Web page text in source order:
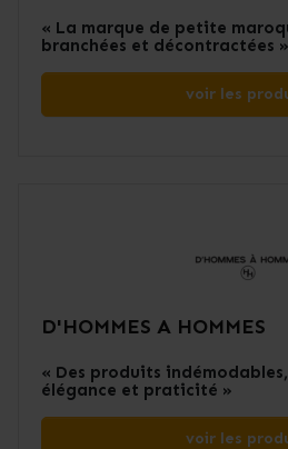
« La marque de petite
branchées et décontractées »
voir les
D'HOMMES A HOMMES
« Des produits
élégance et praticité »
voir les